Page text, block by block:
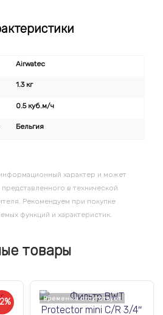
Airwatec
1.3 кг
0.5 куб.м/ч
Бельгия
характер и может
в технической
Рекомендуем при покупке
функций и характеристик.
товары
Временно отсутствует